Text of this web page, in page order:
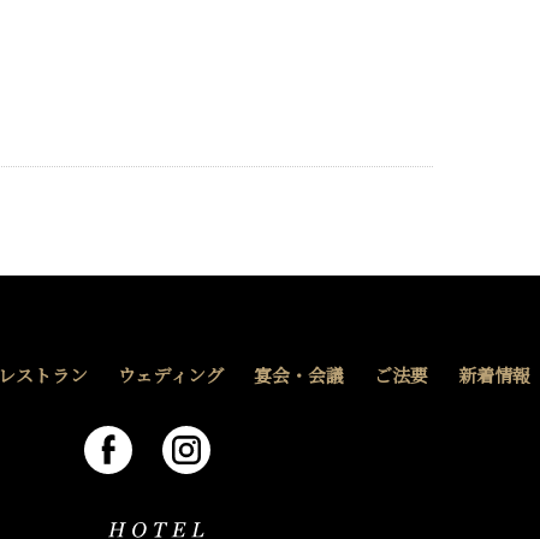
レストラン ウェディング 宴会・会議 ご法要 新着情報